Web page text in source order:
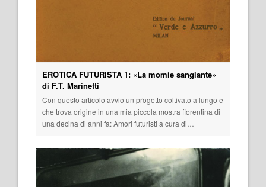
EROTICA FUTURISTA 1: «La momie sanglante»
di F.T. Marinetti
Con questo articolo avvio un progetto coltivato a lungo e
che trova origine in una mia piccola mostra fiorentina di
una decina di anni fa: Amori futuristi a cura di…